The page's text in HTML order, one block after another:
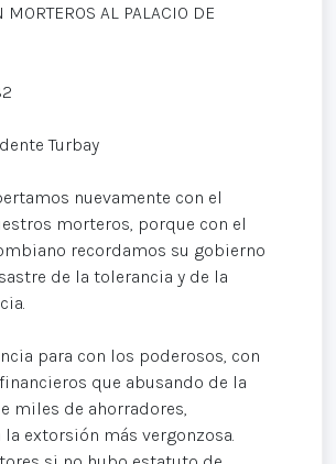
MORTEROS AL PALACIO DE
Turbay
nuevamente con el
morteros, porque con el
recordamos su gobierno
de la tolerancia y de la
para con los poderosos, con
que abusando de la
miles de ahorradores,
extorsión más vergonzosa.